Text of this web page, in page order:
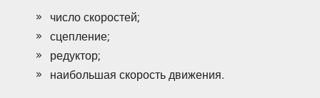
число скоростей;
сцепление;
редуктор;
наибольшая скорость движения.